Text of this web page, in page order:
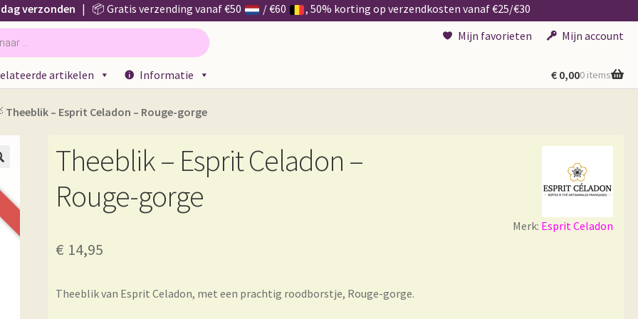
verzonden | 📦 Gratis verzending vanaf €50 / €60
, 50% korting op verzendkosten vanaf €25/€30
Mijn favorieten Mijn account
artikelen Informatie € 0,000 items
Theeblik – Esprit Celadon – Rouge-gorge
Merk: Esprit Celadon
Theeblik – Esprit Celadon –
Rouge-gorge
€ 14,95
Theeblik van Esprit Celadon, met een prachtig roodborstje, Rouge-gorge.